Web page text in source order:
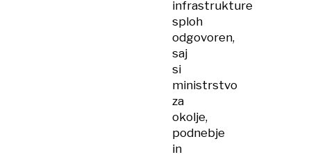
infrastrukture
sploh
odgovoren,
saj
si
ministrstvo
za
okolje,
podnebje
in